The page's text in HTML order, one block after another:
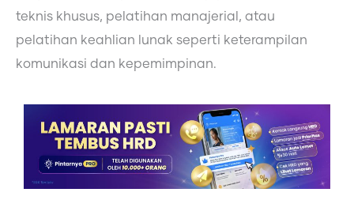
teknis khusus, pelatihan manajerial, atau
pelatihan keahlian lunak seperti keterampilan
komunikasi dan kepemimpinan.